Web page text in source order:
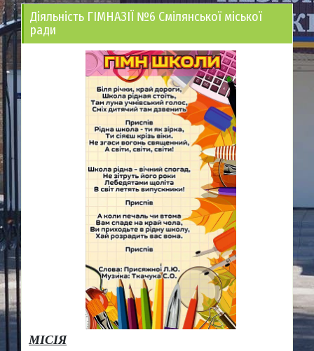
Діяльність ГІМНАЗІЇ №6 Смілянської міської
ради
МІСІЯ